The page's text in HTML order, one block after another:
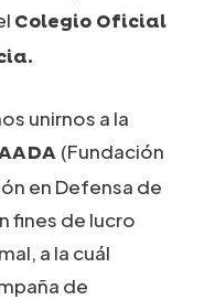
Colegio Oficial
unirnos a la
(Fundación
en Defensa de
fines de lucro
a la cuál
de